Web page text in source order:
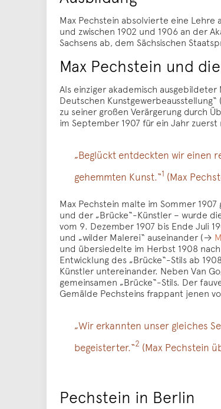
Max Pechstein absolvierte eine Lehre
und zwischen 1902 und 1906 an der
Sachsens ab, dem Sächsischen
Max Pechstein und
Als einziger akademisch
Deutschen
zu seiner großen Verärgerung durch
im September 1907 für ein Jahr
„Beglückt entdeckten wir einen
gehemmten Kunst.“1 (Max
Max Pechstein malte im Sommer 1907
und der „Brücke“-Künstler – wurde
vom 9. Dezember 1907 bis Ende Juli
und „wilder Malerei“ auseinander (→
und übersiedelte im Herbst 1908
Entwicklung des „Brücke“-Stils ab
Künstler untereinander. Neben Van
gemeinsamen „Brücke“-Stils. Der
Gemälde Pechsteins frappant jenen
„Wir erkannten unser gleiches
begeisterter.“2 (Max Pechstein
Pechstein in Berlin